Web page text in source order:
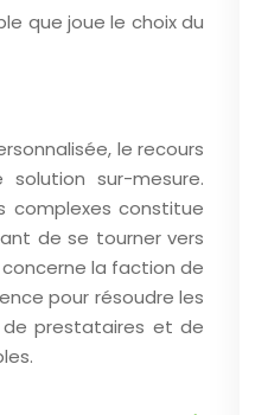
que joue le choix du
le recours
sur-mesure.
complexes constitue
de se tourner vers
la faction de
pour résoudre les
de prestataires et de